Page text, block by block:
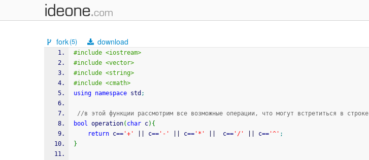
fork(5) download
#include <iostream>
#include <vector>
#include <string>
#include <cmath>
using namespace std ;
//в этой функции рассмотрим все возможные операции, что могут встретиться в строке
bool operation( char c) {
return c== '+' c== '-' c== '*'
  c
== '/' c== '^' ;
}